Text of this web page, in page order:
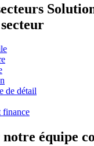
de détail
finance
équipe